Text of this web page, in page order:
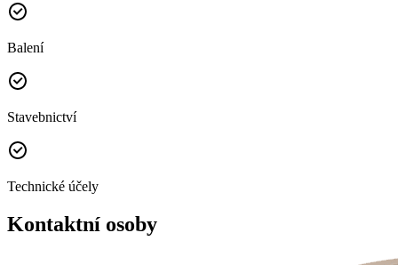
Balení
Stavebnictví
Technické účely
Kontaktní osoby